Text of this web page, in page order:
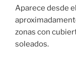
Aparece desde
zonas con
soleados.